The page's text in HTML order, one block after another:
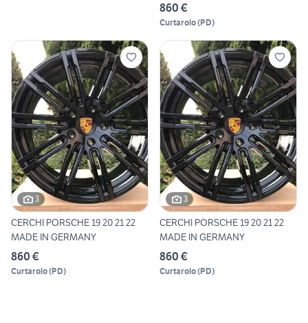
860 €
Curtarolo(PD)
3
CERCHI PORSCHE 19 20 21 22
MADE IN GERMANY
860 €
Curtarolo(PD)
3
CERCHI PORSCHE 19 20 21 22
MADE IN GERMANY
860 €
Curtarolo(PD)